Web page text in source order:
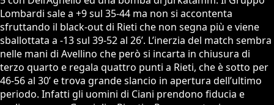
Lombardi sale a +9 sul 35-44 ma non si accontenta
sfruttando il black-out di Rieti che non segna più e viene
sballottata a -13 sul 39-52 al 26’. L’inerzia del match sembra
nelle mani di Avellino che però si incarta in chiusura di
terzo quarto e regala quattro punti a Rieti, che è sotto per
46-56 al 30’ e trova grande slancio in apertura dell’ultimo
periodo. Infatti gli uomini di Ciani prendono fiducia e